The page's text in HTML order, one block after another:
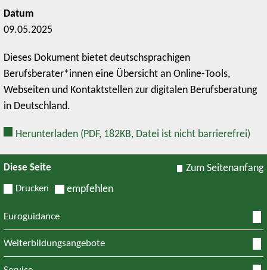
Datum
09.05.2025
Dieses Dokument bietet deutschsprachigen
Berufsberater*innen eine Übersicht an Online-Tools,
Webseiten und Kontaktstellen zur digitalen Berufsberatung
in Deutschland.
Herunterladen (PDF, 182KB, Datei ist nicht barrierefrei)
Diese Seite
Drucken empfehlen
Zum Seitenanfang
Euroguidance
Weiterbildungsangebote